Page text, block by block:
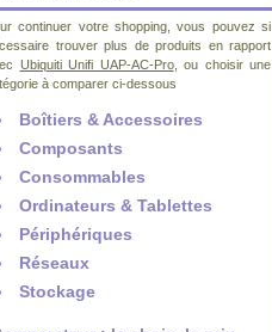
continuer votre shopping, vous pouvez si
trouver plus de produits en rapport
Ubiquiti Unifi UAP-AC-Pro, ou choisir une
à comparer ci-dessous
Boîtiers & Accessoires
Composants
Consommables
Ordinateurs & Tablettes
Périphériques
Réseaux
Stockage